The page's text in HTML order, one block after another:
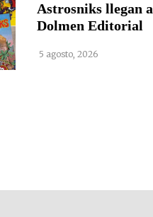
Astrosniks llegan a
Dolmen Editorial
5 agosto, 2026